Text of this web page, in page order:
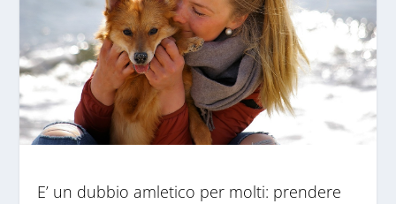
E’ un dubbio amletico per molti: prendere